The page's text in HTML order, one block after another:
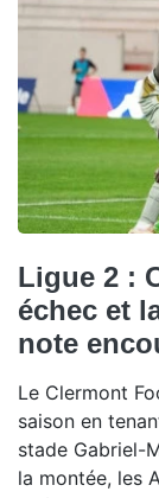
Ligue 2 :
échec et
note
Le Clermont
saison en
stade Gabriel-
la montée, les